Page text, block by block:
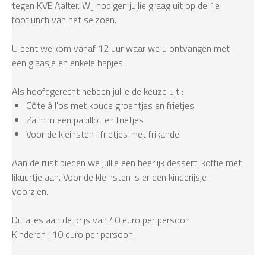
tegen KVE Aalter. Wij nodigen jullie graag uit op de 1e
footlunch van het seizoen.
U bent welkom vanaf 12 uur waar we u ontvangen met
een glaasje en enkele hapjes.
Als hoofdgerecht hebben jullie de keuze uit :
Côte à l'os met koude groentjes en frietjes
Zalm in een papillot en frietjes
Voor de kleinsten : frietjes met frikandel
Aan de rust bieden we jullie een heerlijk dessert, koffie met
likuurtje aan. Voor de kleinsten is er een kinderijsje
voorzien.
Dit alles aan de prijs van 40 euro per persoon
Kinderen : 10 euro per persoon.